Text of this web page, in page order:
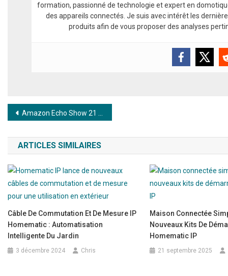
formation, passionné de technologie et expert en
des appareils connectés. Je suis avec intérêt les
produits afin de vous proposer des analyses
Navigation de l’article
Amazon Echo Show 21 : Grand écran intelligent pour contrôler votre maison connectée
ARTICLES SIMILAIRES
Câble De Commutation Et De Mesure IP
Homematic : Automatisation
Intelligente Du Jardin
3 décembre 2024 Chris
Maison Connectée
Nouveaux Kits De
Homematic IP
21 septembre 2025